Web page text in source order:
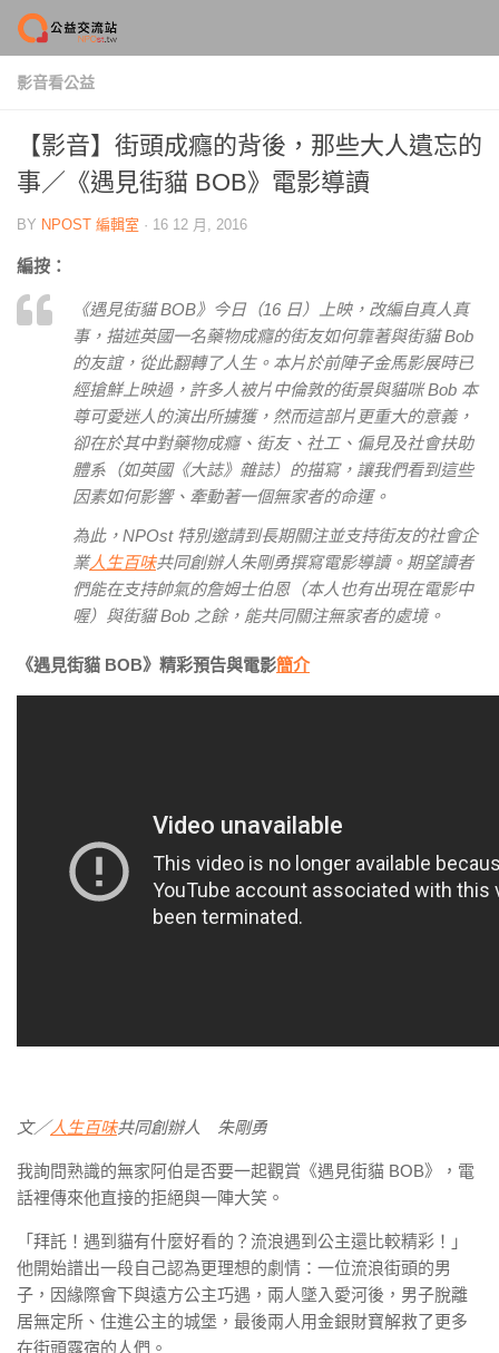
Skip to content
影音看公益
【影音】街頭成癮的背後，那些大人遺忘的
事／《遇見街貓 BOB》電影導讀
BY NPOST 編輯室 · 16 12 月, 2016
編按：
《遇見街貓 BOB》今日（16 日）上映，改編自真人真
事，描述英國一名藥物成癮的街友如何靠著與街貓 Bob
的友誼，從此翻轉了人生。本片於前陣子金馬影展時已
經搶鮮上映過，許多人被片中倫敦的街景與貓咪 Bob 本
尊可愛迷人的演出所擄獲，然而這部片更重大的意義，
卻在於其中對藥物成癮、街友、社工、偏見及社會扶助
體系（如英國《大誌》雜誌）的描寫，讓我們看到這些
因素如何影響、牽動著一個無家者的命運。
為此，NPOst 特別邀請到長期關注並支持街友的社會企
業人生百味共同創辦人朱剛勇撰寫電影導讀。期望讀者
們能在支持帥氣的詹姆士伯恩（本人也有出現在電影中
喔）與街貓 Bob 之餘，能共同關注無家者的處境。
《遇見街貓 BOB》精彩預告與電影簡介
文／人生百味共同創辦人 朱剛勇
我詢問熟識的無家阿伯是否要一起觀賞《遇見街貓 BOB》，電
話裡傳來他直接的拒絕與一陣大笑。
「拜託！遇到貓有什麼好看的？流浪遇到公主還比較精彩！」
他開始譜出一段自己認為更理想的劇情：一位流浪街頭的男
子，因緣際會下與遠方公主巧遇，兩人墜入愛河後，男子脫離
居無定所、住進公主的城堡，最後兩人用金銀財寶解救了更多
在街頭露宿的人們。